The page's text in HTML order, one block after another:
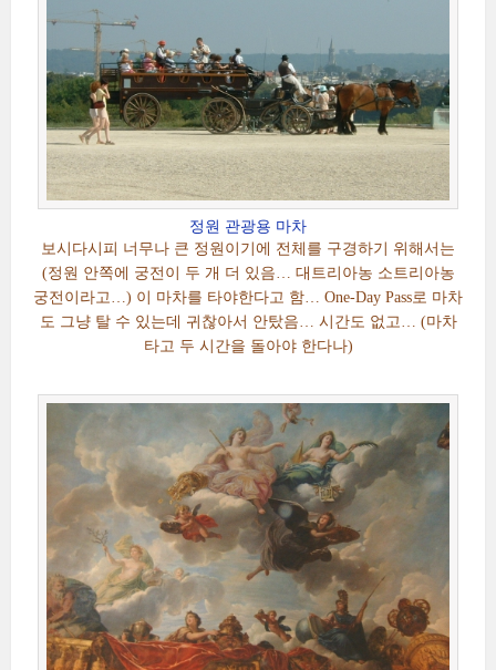
정원 관광용 마차
보시다시피 너무나 큰 정원이기에 전체를 구경하기 위해서는
(정원 안쪽에 궁전이 두 개 더 있음… 대트리아농 소트리아농
궁전이라고…) 이 마차를 타야한다고 함… One-Day Pass로 마차
도 그냥 탈 수 있는데 귀찮아서 안탔음… 시간도 없고… (마차
타고 두 시간을 돌아야 한다나)